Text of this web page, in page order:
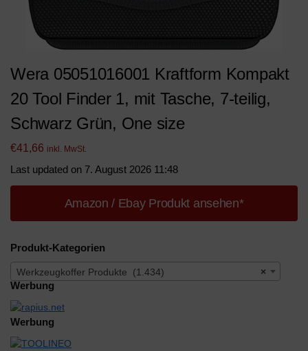
Wera 05051016001 Kraftform Kompakt
20 Tool Finder 1, mit Tasche, 7-teilig,
Schwarz Grün, One size
€41,66 inkl. MwSt.
Last updated on 7. August 2026 11:48
Amazon / Ebay Produkt ansehen*
Produkt-Kategorien
×
Werkzeugkoffer Produkte (1.434)
Werbung
Werbung